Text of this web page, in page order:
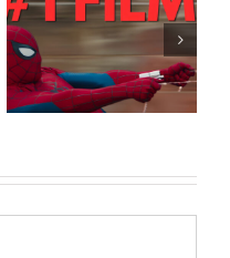
Najuspešnije otvaranje
studijskog filma u Srbiji:
Spajdermen: Novi dan
oborio rekord već prvog
vikenda